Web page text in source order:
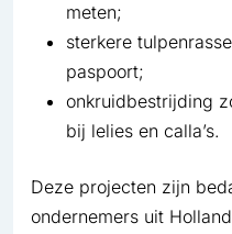
meten;
sterkere
paspoort;
onkruidbestrijding
bij lelies en calla’s.
Deze projecten zijn
ondernemers uit